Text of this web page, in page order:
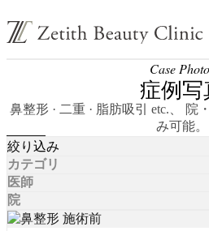
Case
症例写
鼻整形 · 二重 · 脂肪吸引 etc.、 院
み可能。
絞り込み
カテゴリ
医師
院